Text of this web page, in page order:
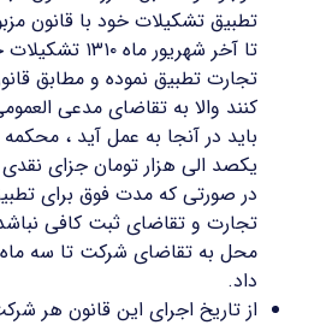
تطبیق تشکیلات خود با قانون
تا آخر شهریور
تجارت تطبیق نموده و مطابق
کنند والا به تقاضای مدعی
باید در آنجا به عمل آید ،
یکصد الی هزار تومان جزای
در صورتی که مدت فوق برای
تجارت و تقاضای ثبت کافی
محل به تقاضای شرکت تا سه
داد.
از تاریخ اجرای این قانون هر